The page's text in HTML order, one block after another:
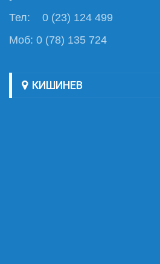
Тел: 0 (23) 124 499
Моб: 0 (78) 135 724
КИШИНЕВ